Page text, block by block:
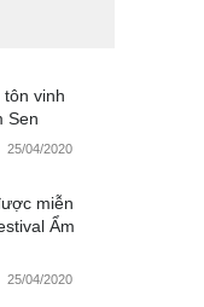
tôn vinh
Sen
25/04/2020
miễn
Ẩm
25/04/2020